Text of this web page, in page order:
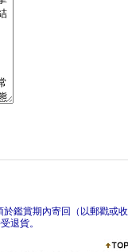
鑑賞期內寄回（以郵戳或收
退貨。